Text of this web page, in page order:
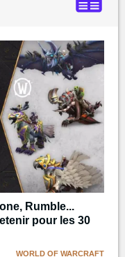
Rumble...
pour les 30
WORLD OF WARCRAFT